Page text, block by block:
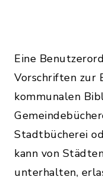
Eine
Vorschriften zur
kommunalen
Stadtbücherei
kann von
unterhalten,